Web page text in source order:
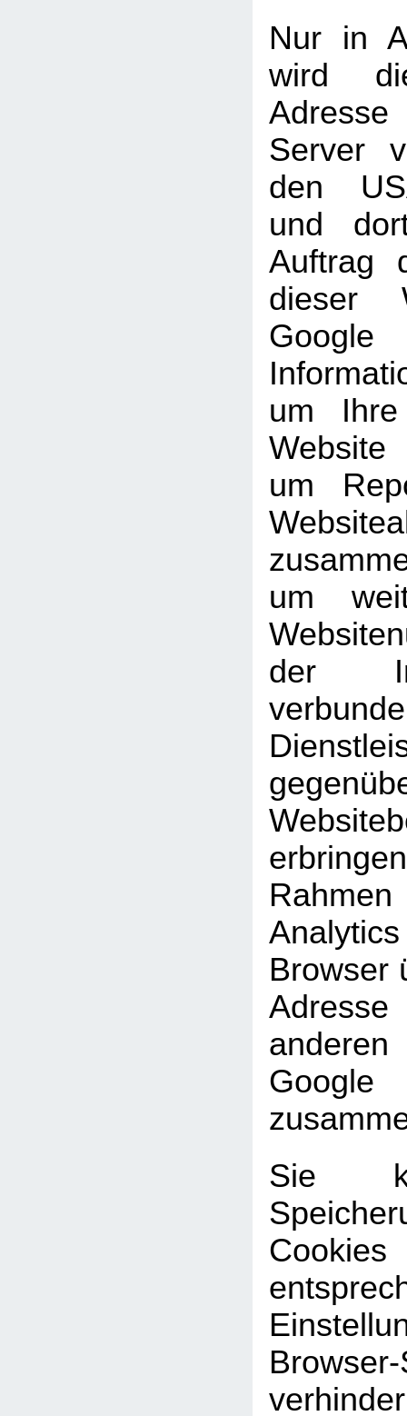
Nur in
wird
Server
den
und
Auftrag
dieser
um
um
um
der
Browser
Google
Sie